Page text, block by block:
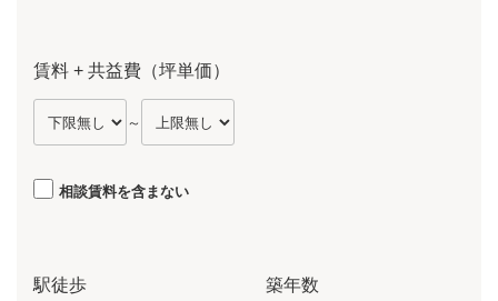
賃料 + 共益費（坪単価）
～
相談賃料を含まない
駅徒歩 築年数